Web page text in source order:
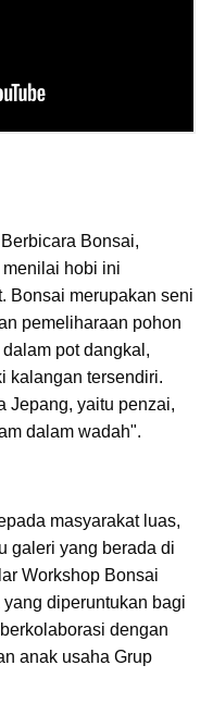
Bonsai,
hobi ini
Bonsai merupakan seni
pemeliharaan pohon
pot dangkal,
kalangan tersendiri.
Jepang, yaitu penzai,
dalam wadah".
masyarakat luas,
galeri yang berada di
Workshop Bonsai
diperuntukan bagi
dengan
anak usaha Grup